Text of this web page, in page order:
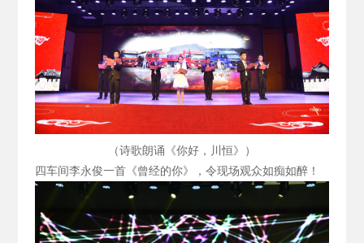
（诗歌朗诵《你好，川恒》）
四车间李永俊一首《曾经的你》，令现场观众如痴如醉！